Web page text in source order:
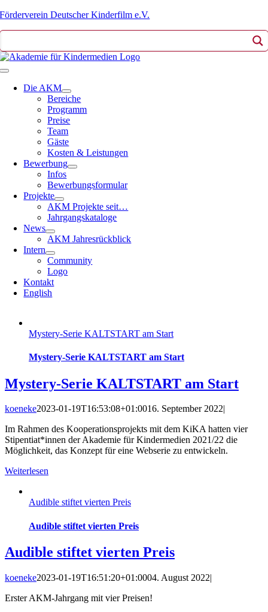
Zum
Förderverein Deutscher Kinderfilm e.V.
Toggle
NavigationDie AKM
Bereiche
Programm
Preise
Team
Gäste
Kosten & Leistungen
Bewerbung
Infos
Bewerbungsformular
Projekte
AKM Projekte seit…
Jahrgangskataloge
News
AKM Jahresrückblick
Intern
Community
Logo
Kontakt
English
Mystery-Serie KALTSTART am Start
Mystery-Serie KALTSTART am Start
Mystery-Serie KALTSTART am Start
koeneke2023-01-19T16:53:08+01:0016. September 2022|
Im Rahmen des Kooperationsprojekts mit dem KiKA hatten vier
Stipentiat*innen der Akademie für Kindermedien 2021/22 die
Möglichkeit, das Konzept für eine Webserie zu entwickeln.
Weiterlesen
Audible stiftet vierten Preis
Audible stiftet vierten Preis
Audible stiftet vierten Preis
koeneke2023-01-19T16:51:20+01:0004. August 2022|
Erster AKM-Jahrgang mit vier Preisen!